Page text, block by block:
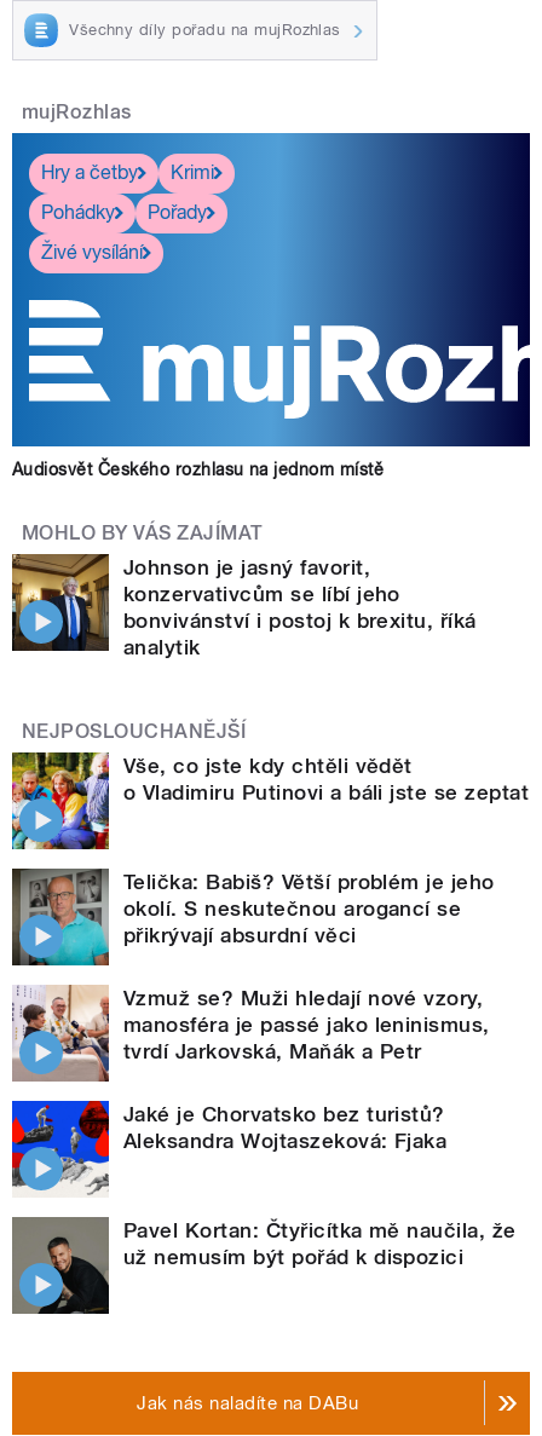
Všechny díly pořadu na mujRozhlas
mujRozhlas
Hry a četby
Krimi
Pohádky
Pořady
Živé vysílání
Audiosvět Českého rozhlasu na jednom místě
MOHLO BY VÁS ZAJÍMAT
Johnson je jasný favorit,
konzervativcům se líbí jeho
bonvivánství i postoj k brexitu, říká
analytik
NEJPOSLOUCHANĚJŠÍ
Vše, co jste kdy chtěli vědět
o Vladimiru Putinovi a báli jste se zeptat
Telička: Babiš? Větší problém je jeho
okolí. S neskutečnou arogancí se
přikrývají absurdní věci
Vzmuž se? Muži hledají nové vzory,
manosféra je passé jako leninismus,
tvrdí Jarkovská, Maňák a Petr
Jaké je Chorvatsko bez turistů?
Aleksandra Wojtaszeková: Fjaka
Pavel Kortan: Čtyřicítka mě naučila, že
už nemusím být pořád k dispozici
Jak nás naladíte na DABu